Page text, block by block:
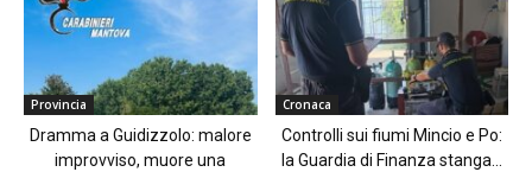
Provincia
Dramma a Guidizzolo: malore
improvviso, muore una
Cronaca
Controlli sui fiumi Mincio e Po:
la Guardia di Finanza stanga...